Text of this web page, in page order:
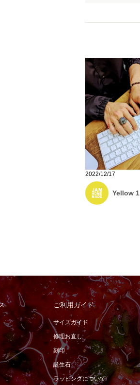
2022/12/17
Yellow 1
ご利用ガイド
サイズガイド
修理お直し
刻印
誕生石
ラッピングについて